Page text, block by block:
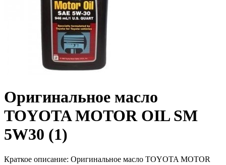
Оригинальное масло
TOYOTA MOTOR OIL SM
5W30 (1)
Краткое описание: Оригинальное масло TOYOTA MOTOR